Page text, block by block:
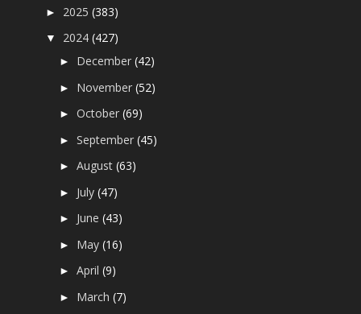
► 2025(383)
▼ 2024(427)
► December(42)
► November(52)
►October(69)
►September(45)
►August(63)
► July(47)
► June(43)
► May(16)
►April(9)
► March(7)